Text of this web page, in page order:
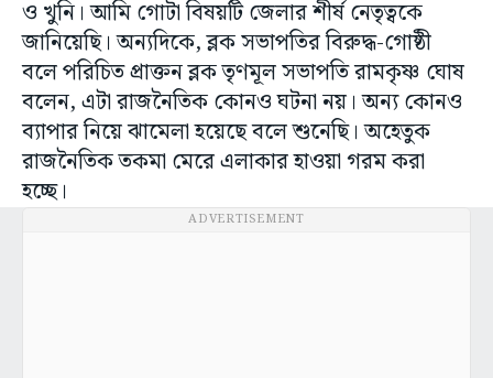
ও খুনি। আমি গোটা বিষয়টি জেলার শীর্ষ নেতৃত্বকে
জানিয়েছি। অন্যদিকে, ব্লক সভাপতির বিরুদ্ধ-গোষ্ঠী
বলে পরিচিত প্রাক্তন ব্লক তৃণমূল সভাপতি রামকৃষ্ণ ঘোষ
বলেন, এটা রাজনৈতিক কোনও ঘটনা নয়। অন্য কোনও
ব্যাপার নিয়ে ঝামেলা হয়েছে বলে শুনেছি। অহেতুক
রাজনৈতিক তকমা মেরে এলাকার হাওয়া গরম করা
হচ্ছে।
ADVERTISEMENT